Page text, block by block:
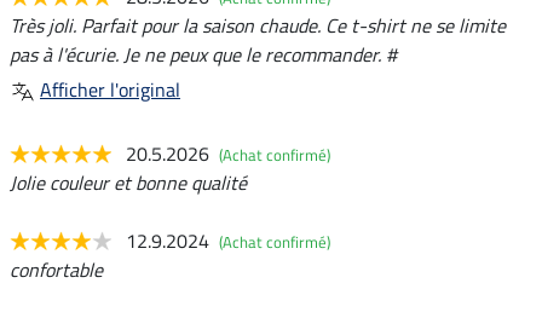
Très joli. Parfait pour la saison chaude. Ce t-shirt ne se limite
pas à l'écurie. Je ne peux que le recommander. #
Afficher l'original
20.5.2026 (Achat confirmé)
Jolie couleur et bonne qualité
12.9.2024 (Achat confirmé)
confortable